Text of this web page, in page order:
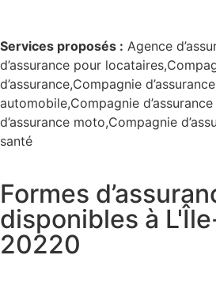
Services proposés : Agence
d’assurance pour
d’assurance,Compagnie d’assurance
automobile,Compagnie
d’assurance moto,Compagnie
santé
Formes
disponibles à
20220